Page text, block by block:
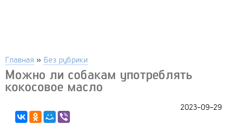
Главная » Без рубрики
Можно ли собакам употреблять
кокосовое масло
2023-09-29